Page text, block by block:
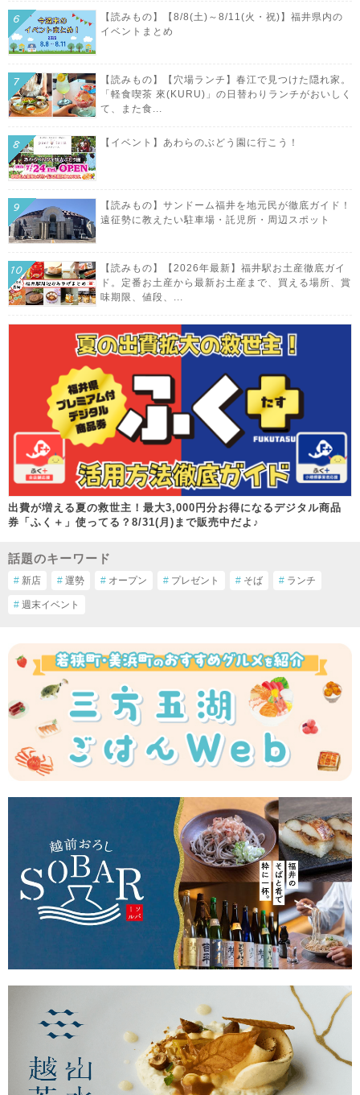
【読みもの】【8/8(土)～8/11(火・祝)】福井県内の
イベントまとめ
【読みもの】【穴場ランチ】春江で見つけた隠れ家。
「軽食喫茶 來(KURU)」の日替わりランチがおいしく
て、また食...
【イベント】あわらのぶどう園に行こう！
【読みもの】サンドーム福井を地元民が徹底ガイド！
遠征勢に教えたい駐車場・託児所・周辺スポット
【読みもの】【2026年最新】福井駅お土産徹底ガイ
ド。定番お土産から最新お土産まで、買える場所、賞
味期限、値段、...
出費が増える夏の救世主！最大3,000円分お得になるデジタル商品
券「ふく＋」使ってる？8/31(月)まで販売中だよ♪
話題のキーワード
# 新店 # 運勢 # オープン # プレゼント # そば # ランチ
# 週末イベント